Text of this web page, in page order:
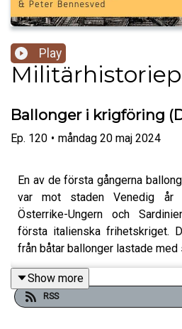
Play
Ballonger i krigföring
Ep. 120 • måndag 20 maj 2024
En av de första gångerna
var mot staden Venedig
Österrike-Ungern och
första italienska frihetskriget.
från båtar ballonger lastade med
Under de senaste åren har
Show more
RSS